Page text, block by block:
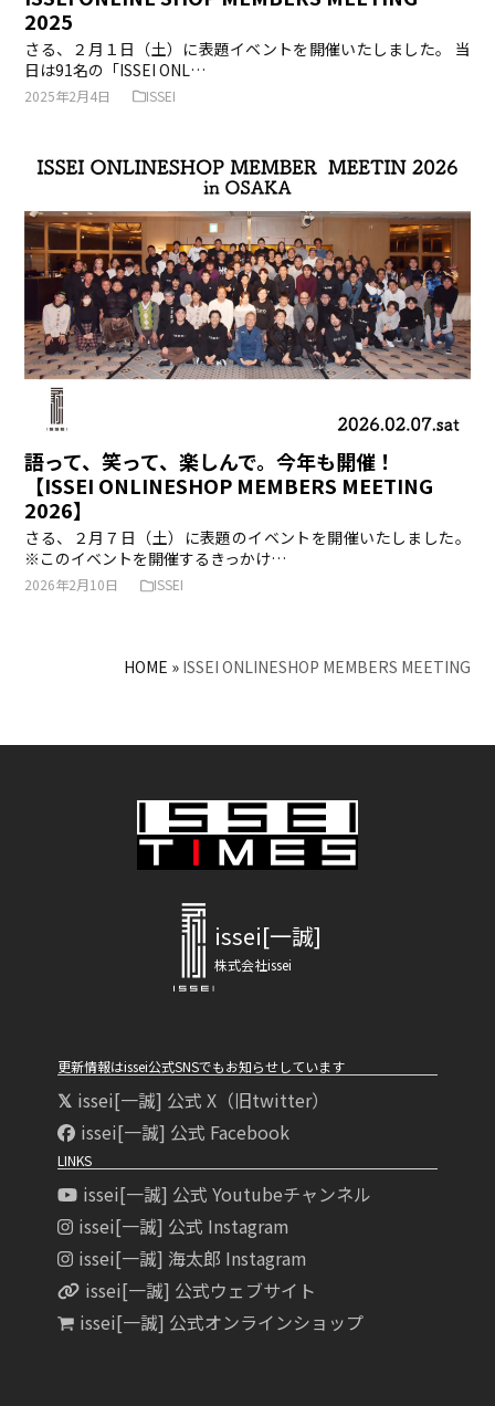
2025
さる、２月１日（土）に表題イベントを開催いたしました。 当
日は91名の「ISSEI ONL…
2025年2月4日 ISSEI
語って、笑って、楽しんで。今年も開催！
【ISSEI ONLINESHOP MEMBERS MEETING
2026】
さる、２月７日（土）に表題のイベントを開催いたしました。
※このイベントを開催するきっかけ…
2026年2月10日 ISSEI
HOME » ISSEI ONLINESHOP MEMBERS MEETING
issei[一誠]
株式会社issei
更新情報はissei公式SNSでもお知らせしています
issei[一誠] 公式 X（旧twitter）
issei[一誠] 公式 Facebook
LINKS
issei[一誠] 公式 Youtubeチャンネル
issei[一誠] 公式 Instagram
issei[一誠] 海太郎 Instagram
issei[一誠] 公式ウェブサイト
issei[一誠] 公式オンラインショップ